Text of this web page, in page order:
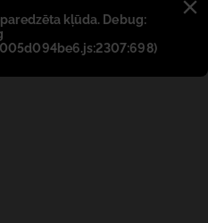
kļūda. Debug: